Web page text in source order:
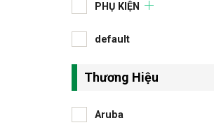
PHỤ KIỆN
default
Thương Hiệu
Aruba